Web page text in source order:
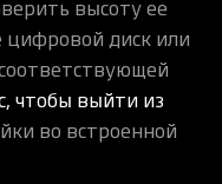
высоту ее
цифровой диск или
чтобы выйти из
во встроенной